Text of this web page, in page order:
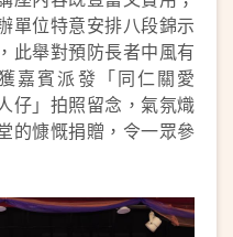
單位特意安排八段錦示
此舉對預防長者中風有
嘉賓派發「同仁關愛
仔」拍照留念，氣氛熾
的慷慨捐贈，令一眾參